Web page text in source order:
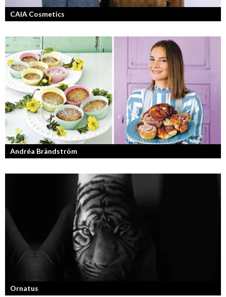
CAIA Cosmetics
Skönhet är bra självkänsla och ett vackert leende enligt grundarna av
det nya raketvarumärket inom smink: CAIA Cosmetics.
Andréa Brändström
Vinnare av Hela Sverige Bakar 2017.
Ornatus